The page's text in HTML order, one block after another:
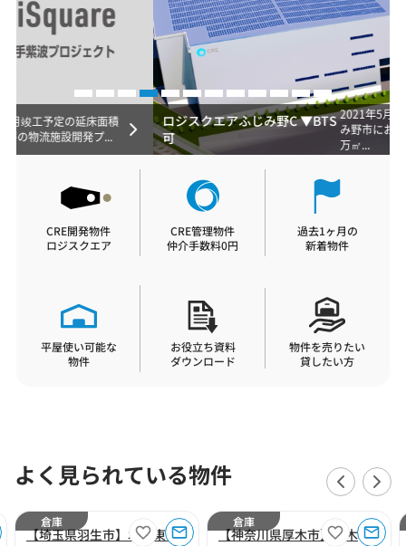
ロジスクエアふじみ野C ▼BTS
可
2021年5月24日、埼玉県ふじ
み野市において開発用地約12
万㎡...
CRE開発物件
ロジスクエア
CRE管理物件
仲介手数料0円
過去1ヶ月の
新着物件
平屋使い可能な
物件
お役立ち資料
ダウンロード
物件を売りたい
貸したい方
よく見られている物件
【埼玉県羽生市】北関東Hubセンター
倉庫
【神奈川県厚木市】厚木１０２
倉庫